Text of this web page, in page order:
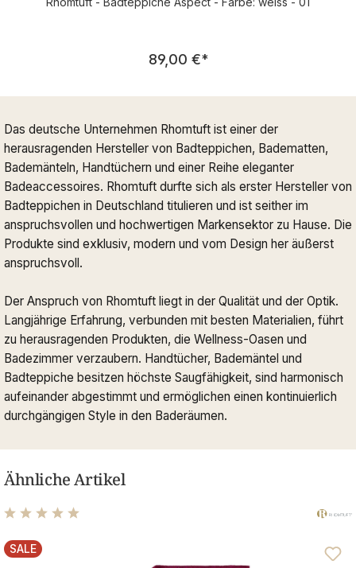
Regulärer Preis:
89,00 €*
Das deutsche Unternehmen Rhomtuft ist einer der
herausragenden Hersteller von Badteppichen, Badematten,
Bademänteln, Handtüchern und einer Reihe eleganter
Badeaccessoires. Rhomtuft durfte sich als erster Hersteller von
Badteppichen in Deutschland titulieren und ist seither im
anspruchsvollen und hochwertigen Markensektor zu Hause. Die
Produkte sind exklusiv, modern und vom Design her äußerst
anspruchsvoll.
Der Anspruch von Rhomtuft liegt in der Qualität und der Optik.
Langjährige Erfahrung, verbunden mit besten Materialien, führt
zu herausragenden Produkten, die Wellness-Oasen und
Badezimmer verzaubern. Handtücher, Bademäntel und
Badteppiche besitzen höchste Saugfähigkeit, sind harmonisch
aufeinander abgestimmt und ermöglichen einen kontinuierlich
durchgängigen Style in den Baderäumen.
Ähnliche Artikel
RABATT
SALE